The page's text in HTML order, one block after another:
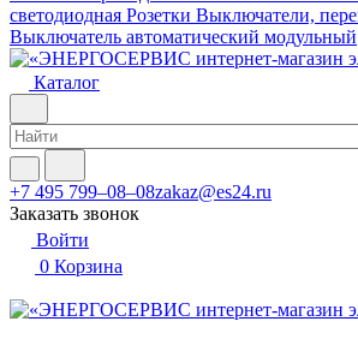
светодиодная Розетки Выключатели,
Выключатель автоматический модульный
Каталог
+7 495 799–08–08zakaz@es24.ru
Заказать звонок
Войти
0 Корзина